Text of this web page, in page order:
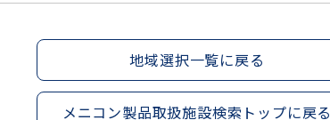
地域選択一覧に戻る
メニコン製品取扱施設検索トップに戻る